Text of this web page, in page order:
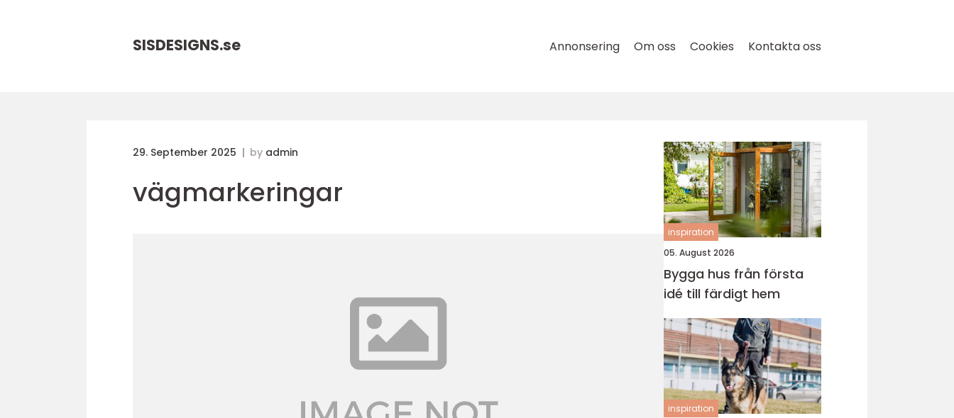
SISDESIGNS.se Annonsering Om oss Cookies Kontakta oss
29. September 2025 by admin
vägmarkeringar
inspiration
05. August 2026
Bygga hus från första
idé till färdigt hem
inspiration